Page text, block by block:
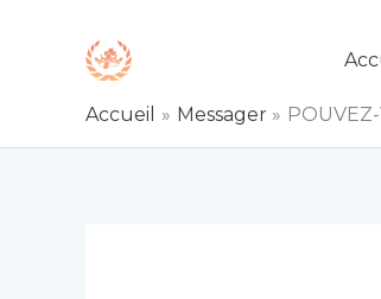
Accueil Messager